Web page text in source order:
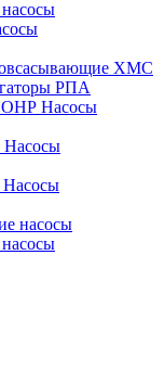
ХМС
РПА
Насосы
Насосы
Насосы